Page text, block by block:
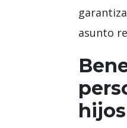
asunto
hijos